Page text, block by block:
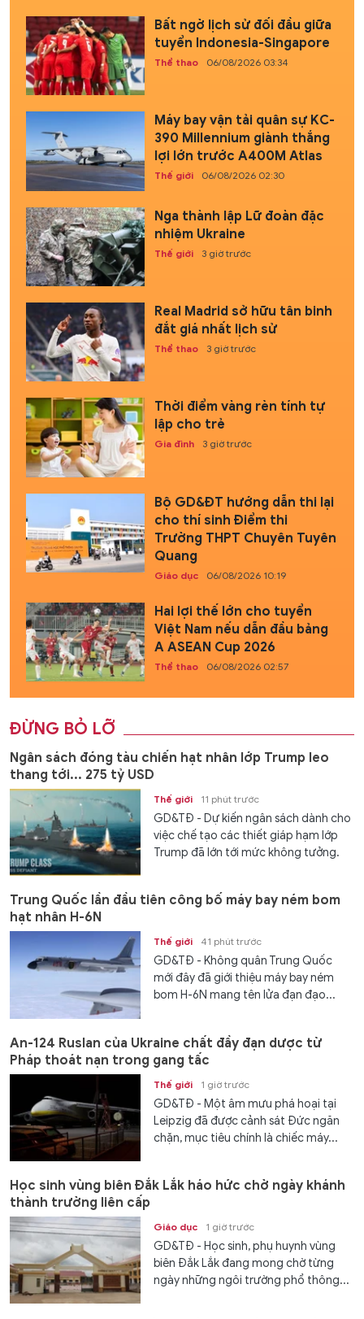
Bất ngờ lịch sử đối đầu giữa
tuyển Indonesia-Singapore
Thể thao 06/08/2026 03:34
Máy bay vận tải quân sự KC-
390 Millennium giành thắng
lợi lớn trước A400M Atlas
Thế giới 06/08/2026 02:30
Nga thành lập Lữ đoàn đặc
nhiệm Ukraine
Thế giới 3 giờ trước
Real Madrid sở hữu tân binh
đắt giá nhất lịch sử
Thể thao 3 giờ trước
Thời điểm vàng rèn tính tự
lập cho trẻ
Gia đình 3 giờ trước
Bộ GD&ĐT hướng dẫn thi lại
cho thí sinh Điểm thi
Trường THPT Chuyên Tuyên
Quang
Giáo dục 06/08/2026 10:19
Hai lợi thế lớn cho tuyển
Việt Nam nếu dẫn đầu bảng
A ASEAN Cup 2026
Thể thao 06/08/2026 02:57
ĐỪNG BỎ LỠ
Ngân sách đóng tàu chiến hạt nhân lớp Trump leo
thang tới... 275 tỷ USD
Thế giới 11 phút trước
GD&TĐ - Dự kiến ngân sách dành cho
việc chế tạo các thiết giáp hạm lớp
Trump đã lớn tới mức không tưởng.
Trung Quốc lần đầu tiên công bố máy bay ném bom
hạt nhân H-6N
Thế giới 41 phút trước
GD&TĐ - Không quân Trung Quốc
mới đây đã giới thiệu máy bay ném
bom H-6N mang tên lửa đạn đạo...
An-124 Ruslan của Ukraine chất đầy đạn dược từ
Pháp thoát nạn trong gang tấc
Thế giới 1 giờ trước
GD&TĐ - Một âm mưu phá hoại tại
Leipzig đã được cảnh sát Đức ngăn
chặn, mục tiêu chính là chiếc máy...
Học sinh vùng biên Đắk Lắk háo hức chờ ngày khánh
thành trường liên cấp
Giáo dục 1 giờ trước
GD&TĐ - Học sinh, phụ huynh vùng
biên Đắk Lắk đang mong chờ từng
ngày những ngôi trường phổ thông...